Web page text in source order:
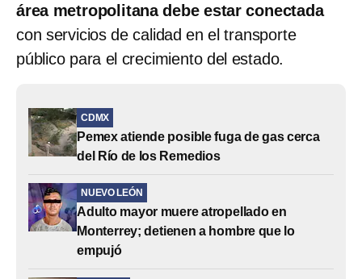
área metropolitana debe estar conectada
con servicios de calidad en el transporte
público para el crecimiento del estado.
CDMX
Pemex atiende posible fuga de gas cerca
del Río de los Remedios
NUEVO LEÓN
Adulto mayor muere atropellado en
Monterrey; detienen a hombre que lo
empujó